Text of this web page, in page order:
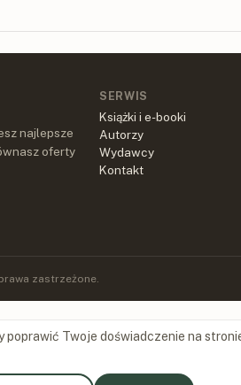
najlepsze
oferty
SERWIS
Książki i e-booki
Autorzy
Wydawcy
Kontakt
zastrzeżone.
poprawić Twoje doświadczenie na